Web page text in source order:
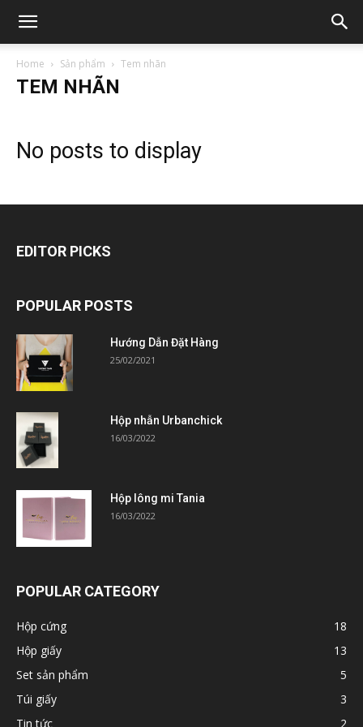
Home Sản phẩm Tem nhãn
TEM NHÃN
No posts to display
EDITOR PICKS
POPULAR POSTS
Hướng Dẫn Đặt Hàng
25/02/2021
Hộp nhẫn Urbanchick
16/03/2022
Hộp lông mi Tania
16/03/2022
POPULAR CATEGORY
Hộp cứng
18
Hộp giấy
13
Set sản phẩm
5
Túi giấy
3
Tin tức
2